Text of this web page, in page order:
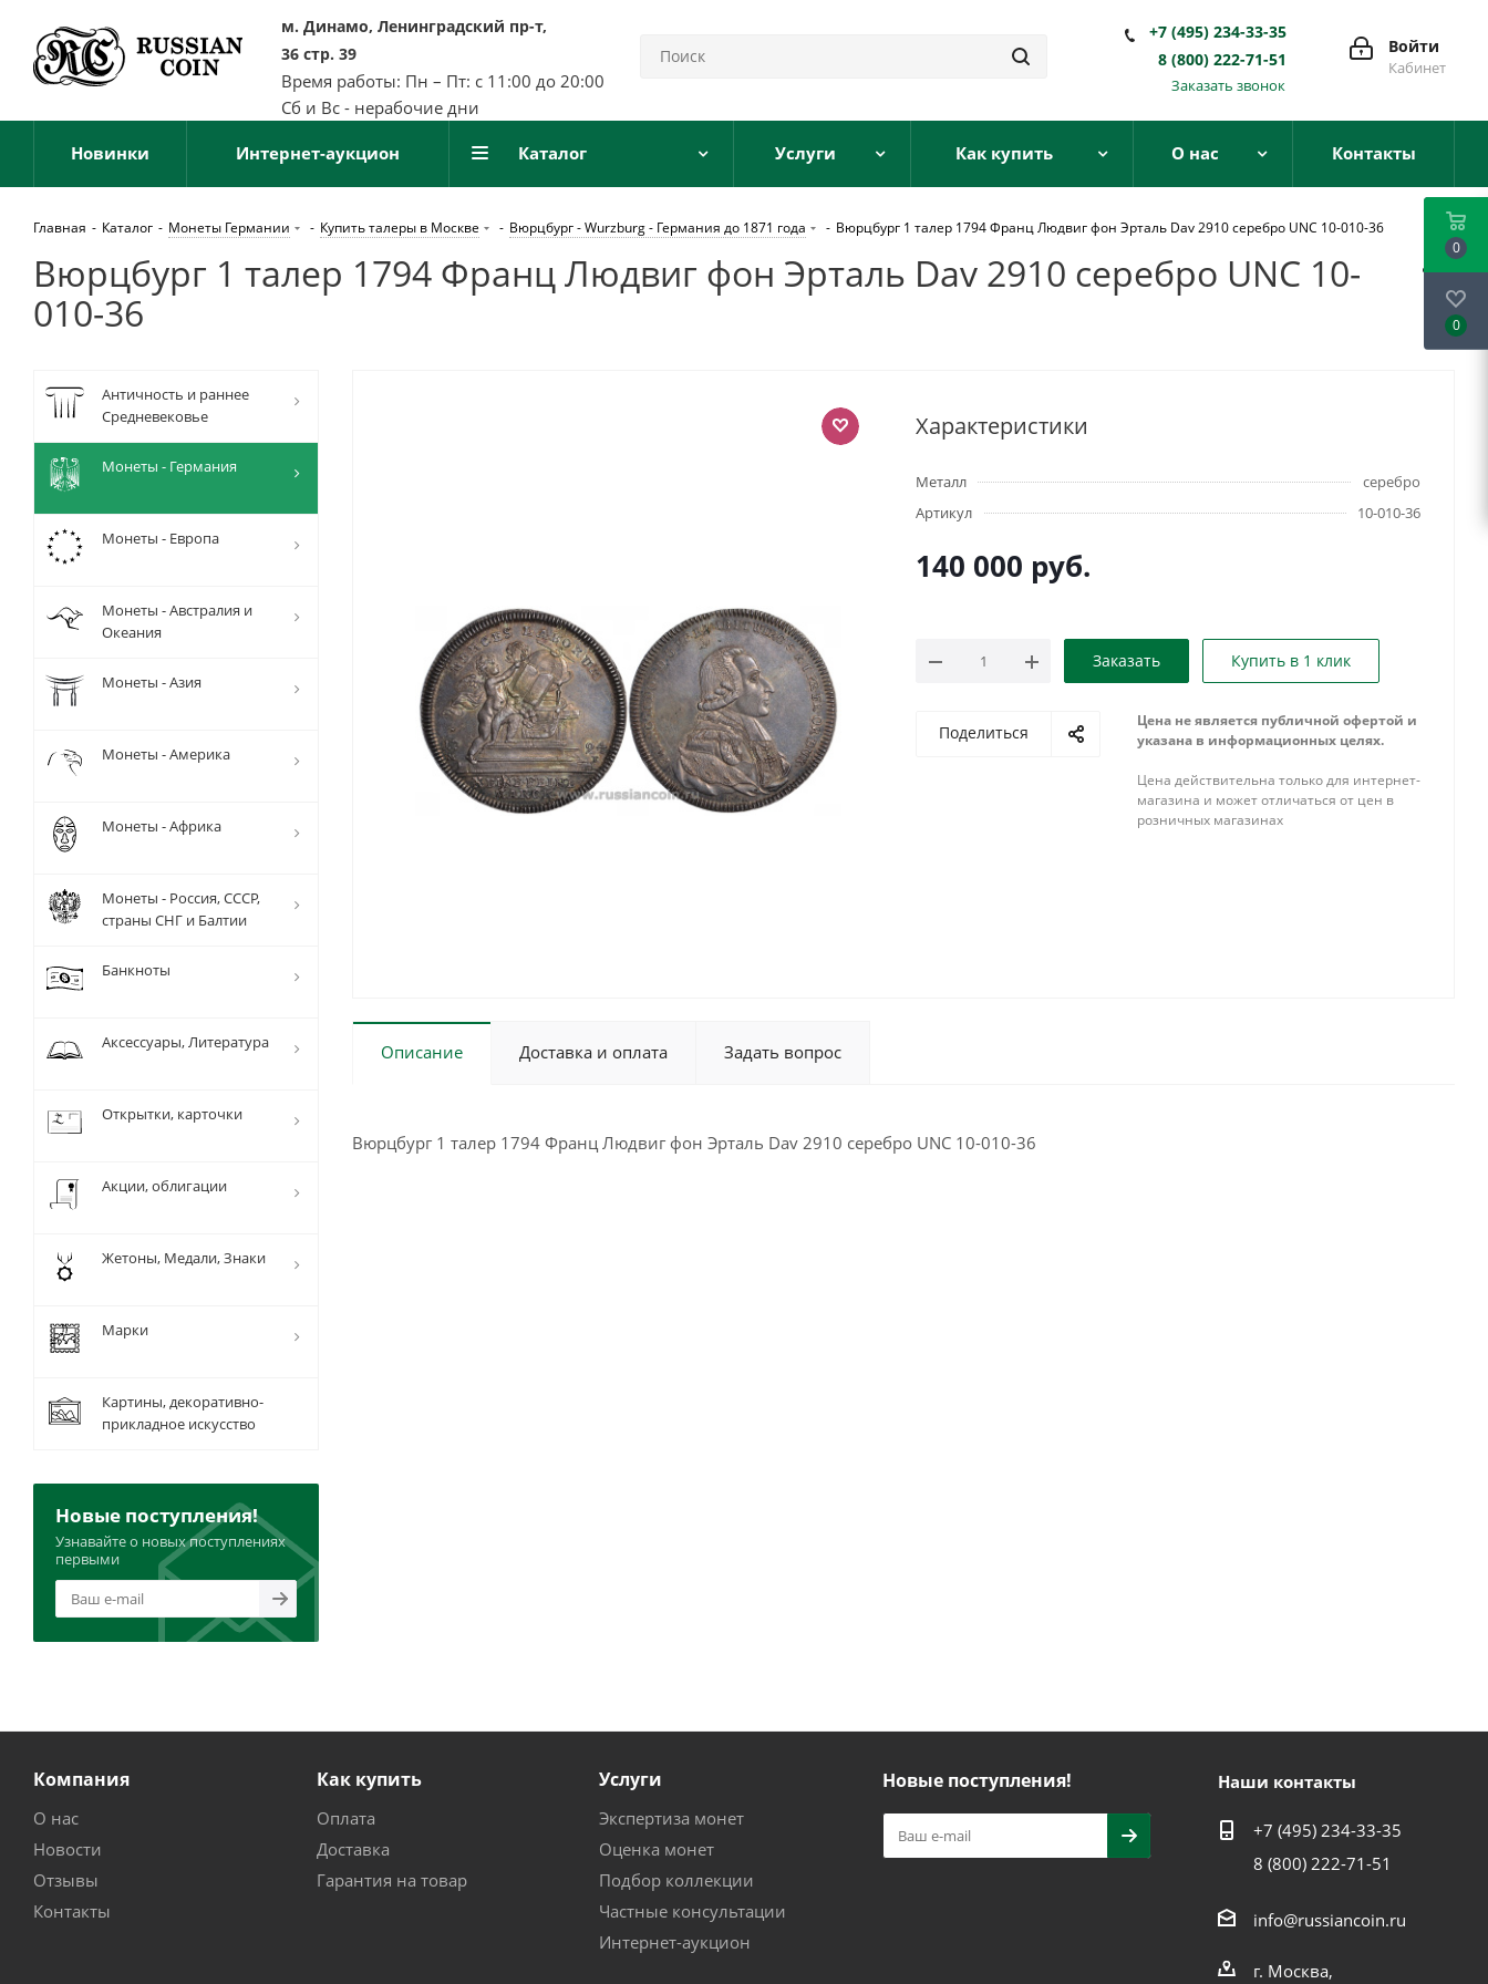
м. Динамо, Ленинградский пр-т,
36 стр. 39
Время работы: Пн – Пт: с 11:00 до 20:00
Сб и Вс - нерабочие дни
Войти
Кабинет
+7 (495) 234-33-35
8 (800) 222-71-51
Заказать звонок
Новинки Интернет-аукцион Каталог Услуги Как купить О нас Контакты
Главная - Каталог - Монеты Германии - Купить талеры в Москве - Вюрцбург - Wurzburg - Германия до 1871 года - Вюрцбург 1 талер 1794 Франц Людвиг фон Эрталь Dav 2910 серебро UNC 10-010-36
Вюрцбург 1 талер 1794 Франц Людвиг фон Эрталь Dav 2910 серебро UNC 10-
010-36
Характеристики
Металл
серебро
Артикул
10-010-36
140 000 руб.
Заказать Купить в 1 клик
Поделиться
Цена не является публичной офертой и
указана в информационных целях.
Цена действительна только для интернет-
магазина и может отличаться от цен в
розничных магазинах
Описание Доставка и оплата Задать вопрос
Вюрцбург 1 талер 1794 Франц Людвиг фон Эрталь Dav 2910 серебро UNC 10-010-36
Античность и раннее
Средневековье
Монеты - Германия
Монеты - Европа
Монеты - Австралия и
Океания
Монеты - Азия
Монеты - Америка
Монеты - Африка
Монеты - Россия, СССР,
страны СНГ и Балтии
Банкноты
Аксессуары, Литература
Открытки, карточки
Акции, облигации
Жетоны, Медали, Знаки
Марки
Картины, декоративно-
прикладное искусство
Новые поступления!
Узнавайте о новых поступлениях
первыми
Компания
О нас
Новости
Отзывы
Контакты
Как купить
Оплата
Доставка
Гарантия на товар
Услуги
Экспертиза монет
Оценка монет
Подбор коллекции
Частные консультации
Интернет-аукцион
Новые поступления! Наши контакты
+7 (495) 234-33-35
8 (800) 222-71-51
info@russiancoin.ru
г. Москва,
0
0